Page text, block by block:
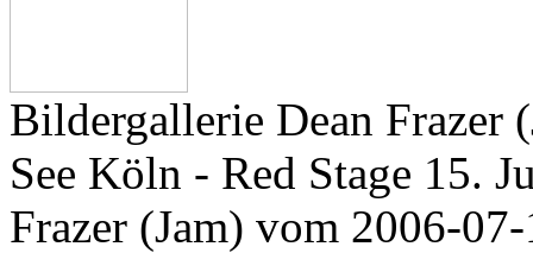
Bildergallerie Dean Frazer
See Köln - Red Stage 15.
Frazer (Jam) vom 2006-